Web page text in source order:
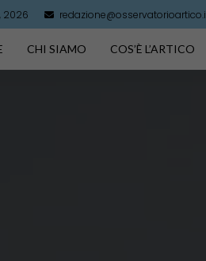
2026
CHI SIAMO COS’È L’ARTICO